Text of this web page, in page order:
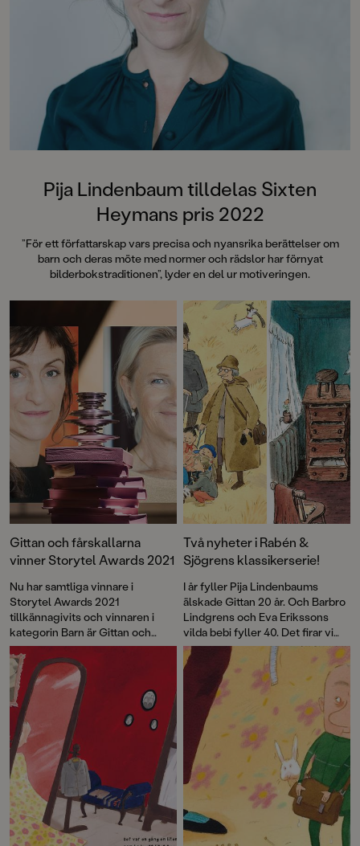
bilderna är skapade av Mattias
Andersson, känd från bland annat
Kamratposten.I samma serie: Enkla
och roliga fakta om rymden,
dinosaurier, kroppen, hajar,
vulkaner och giftiga djur.
Pija Lindenbaum tilldelas Sixten
Heymans pris 2022
”För ett författarskap vars precisa och nyansrika berättelser om
barn och deras möte med normer och rädslor har förnyat
bilderbokstraditionen”, lyder en del ur motiveringen.
Gittan och fårskallarna
vinner Storytel Awards 2021
Nu har samtliga vinnare i
Storytel Awards 2021
tillkännagivits och vinnaren i
kategorin Barn är Gittan och
fårskallarna av Pija Lindenbaum,
inläst av skådespelaren Sissela
Kyle.
Två nyheter i Rabén &
Sjögrens klassikerserie!
I år fyller Pija Lindenbaums
älskade Gittan 20 år. Och Barbro
Lindgrens och Eva Erikssons
vilda bebi fyller 40. Det firar vi
med nyutgåvor av de första
böckerna som en del i vår
klassikerserie!